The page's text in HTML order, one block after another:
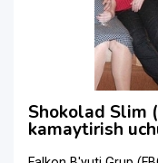
Shokolad Slim
kamaytirish